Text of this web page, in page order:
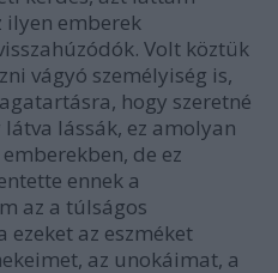
ilyen emberek
Volt köztük
vágyó személyiség is,
hogy szeretné
lássák, ez amolyan
de ez
ennek a
az a túlságos
ezeket az eszméket
az unokáimat, a